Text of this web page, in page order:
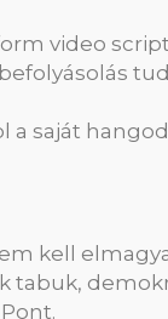
video
a saját
kell
tabuk,